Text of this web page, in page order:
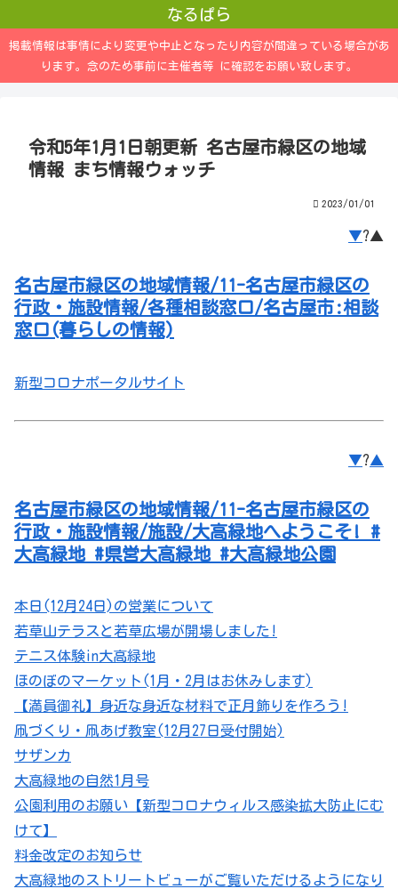
なるぱら
掲載情報は事情により変更や中止となったり内容が間違っている場合があ
ります。念のため事前に主催者等 に確認をお願い致します。
令和5年1月1日朝更新 名古屋市緑区の地域
情報 まち情報ウォッチ
2023/01/01
▼?▲
名古屋市緑区の地域情報/11-名古屋市緑区の
行政・施設情報/各種相談窓口/名古屋市:相談
窓口(暮らしの情報)
新型コロナポータルサイト
▼?▲
名古屋市緑区の地域情報/11-名古屋市緑区の
行政・施設情報/施設/大高緑地へようこそ! #
大高緑地 #県営大高緑地 #大高緑地公園
本日(12月24日)の営業について
若草山テラスと若草広場が開場しました!
テニス体験in大高緑地
ほのぼのマーケット(1月・2月はお休みします)
【満員御礼】身近な身近な材料で正月飾りを作ろう!
凧づくり・凧あげ教室(12月27日受付開始)
サザンカ
大高緑地の自然1月号
公園利用のお願い【新型コロナウィルス感染拡大防止にむ
けて】
料金改定のお知らせ
大高緑地のストリートビューがご覧いただけるようになり